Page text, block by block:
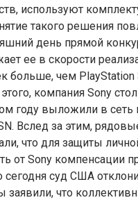
используют
такого решения
день прямой
ее в скорости
больше, чем PlayStation
компания Sony
году выложили в сеть
Вслед за этим,
что для защиты
от Sony компенсации
сегодня суд США
заявили, что